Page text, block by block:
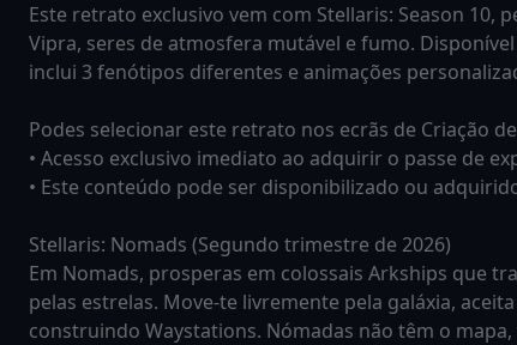
Este retrato exclusivo vem com Stellaris: Season
Vipra, seres de atmosfera mutável e fumo.
inclui 3 fenótipos diferentes e animações
Podes selecionar este retrato nos ecrãs de Criação
• Acesso exclusivo imediato ao adquirir o passe de
• Este conteúdo pode ser disponibilizado ou
Stellaris: Nomads (Segundo trimestre de 2026)
Em Nomads, prosperas em colossais Arkships que
pelas estrelas. Move-te livremente pela galáxia,
construindo Waystations. Nómadas não têm o